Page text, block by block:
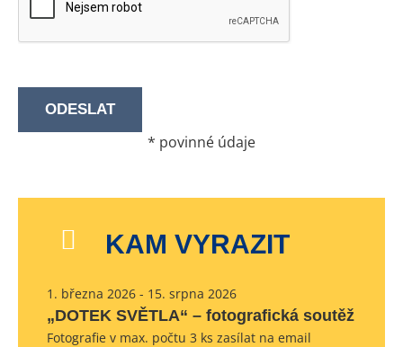
* povinné údaje
KAM VYRAZIT
1. března 2026 - 15. srpna 2026
„DOTEK SVĚTLA“ – fotografická soutěž
Fotografie v max. počtu 3 ks zasílat na email